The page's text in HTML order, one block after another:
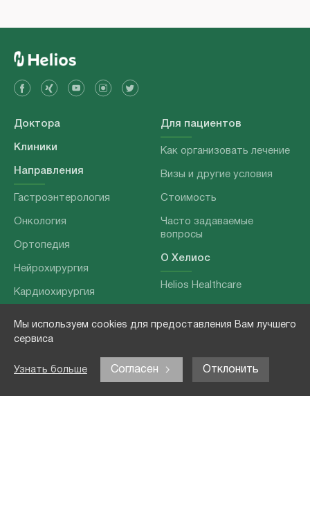
Мы используем cookies для предоставления Вам лучшего
сервиса
Узнать больше Согласен Отклонить
Доктора
Клиники
Направления
Гастроэнтерология
Онкология
Ортопедия
Нейрохирургия
Кардиохирургия
Хирургия позвоночника
Отоларингология
Для пациентов
Как организовать лечение
Визы и другие условия
Стоимость
Часто задаваемые
вопросы
О Хелиос
Helios Healthcare
О нашей команде
Выходные данные